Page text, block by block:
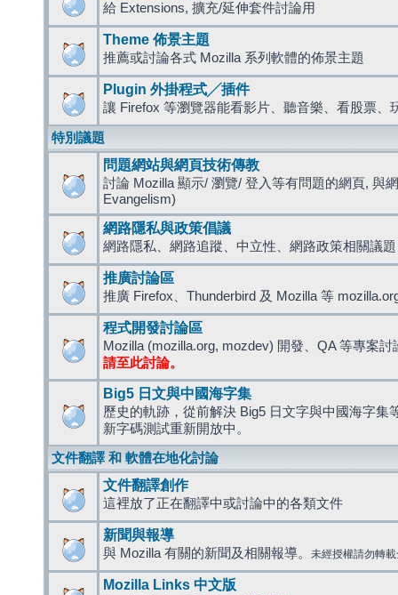
給 Extensions, 擴充/延伸套件討論用
Theme 佈景主題
推薦或討論各式 Mozilla 系列軟體的佈景主題
Plugin 外掛程式╱插件
讓 Firefox 等瀏覽器能看影片、聽音樂、看股票、
特別議題
問題網站與網頁技術傳教
討論 Mozilla 顯示/ 瀏覽/ 登入等有問題的網頁, 與
Evangelism)
網路隱私與政策倡議
網路隱私、網路追蹤、中立性、網路政策相關議題
推廣討論區
推廣 Firefox、Thunderbird 及 Mozilla 等
程式開發討論區
Mozilla (mozilla.org, mozdev) 開發、QA 等專案討
請至此討論。
Big5 日文與中國海字集
歷史的軌跡，從前解決 Big5 日文字與中國海字集
新字碼測試重新開放中。
文件翻譯 和 軟體在地化討論
文件翻譯創作
這裡放了正在翻譯中或討論中的各類文件
新聞與報導
與 Mozilla 有關的新聞及相關報導。 未經授權請勿轉
Mozilla Links 中文版